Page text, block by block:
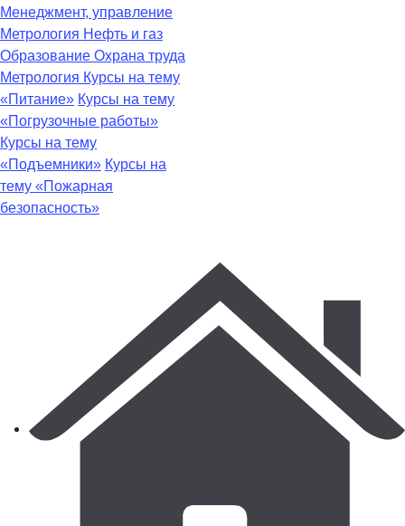
Менеджмент, управление
Метрология Нефть и газ
Образование Охрана труда
Метрология Курсы на тему
«Питание» Курсы на тему
«Погрузочные работы»
Курсы на тему
«Подъемники» Курсы на
тему «Пожарная
безопасность»